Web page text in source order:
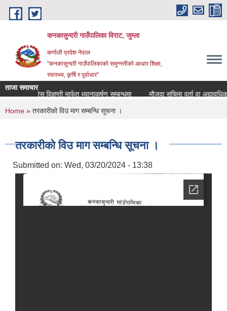
Skip to main content
कनकासुन्दरी गाउँपालिका विराट, जुम्ला
कर्णाली प्रदेश नेपाल
"कनकासुन्दरी गाउँपालिकाको समुन्नतीको आधार शिक्षा,
स्वास्थ्य, कृर्षि र पूर्वाधार"
ताजा समाचार
प्रेस विज्ञप्ती मार्फत ध्यानाकर्षण सम्बन्धमा
मौजुदा सुचिमा दर्ता वा अद्यावधिक
You are here
Home » तरकारीको विउ माग सम्बन्धि सूचना ।
तरकारीको विउ माग सम्बन्धि सूचना ।
Submitted on: Wed, 03/20/2024 - 13:38